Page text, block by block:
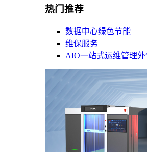
热门推荐
数据中心绿色节能
维保服务
AIO一站式运维管理